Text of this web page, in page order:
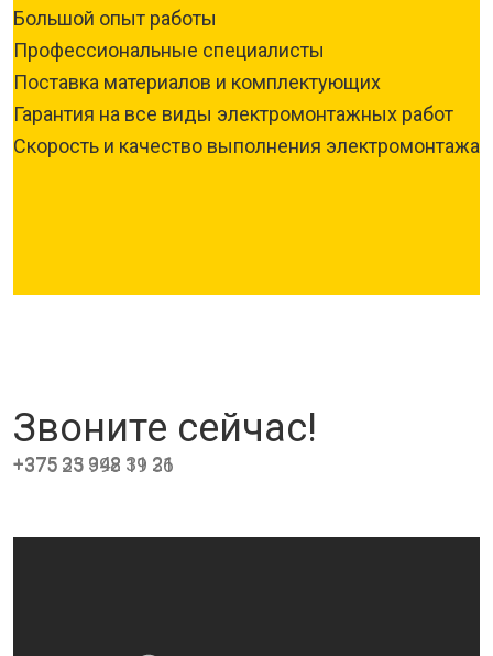
Большой опыт работы
Профессиональные специалисты
Поставка материалов и комплектующих
Гарантия на все виды электромонтажных работ
Скорость и качество выполнения электромонтажа
Звоните сейчас!
+375 33 342 31 21
+375 25 998 19 36